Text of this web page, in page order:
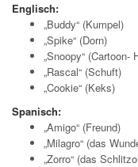
Englisch:
„Buddy“ (Kumpel)
„Spike“ (Dorn)
„Snoopy“ (Cartoon-
„Rascal“ (Schuft)
„Cookie“ (Keks)
Spanisch:
„Amigo“ (Freund)
„Milagro“ (das
„Zorro“ (das